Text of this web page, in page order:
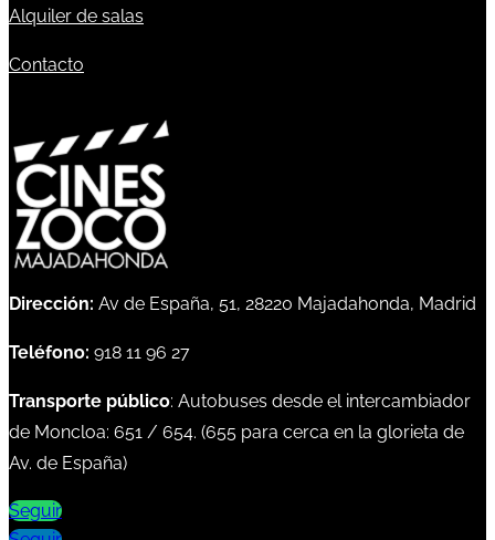
Alquiler de salas
Contacto
Dirección: Av de España, 51, 28220 Majadahonda, Madrid
Teléfono: 918 11 96 27
Transporte público: Autobuses desde el intercambiador
de Moncloa: 651 / 654. (655 para cerca en la glorieta de
Av. de España)
Seguir